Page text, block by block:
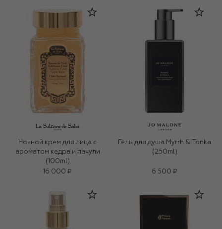
Ночной крем для лица c
ароматом кедра и пачули
(100ml)
16 000 ₽
Гель для душа Myrrh & Tonka
(250ml)
6 500 ₽